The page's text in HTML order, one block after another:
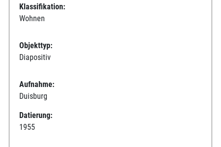
Klassifikation:
Wohnen
Objekttyp:
Diapositiv
Aufnahme:
Duisburg
Datierung:
1955